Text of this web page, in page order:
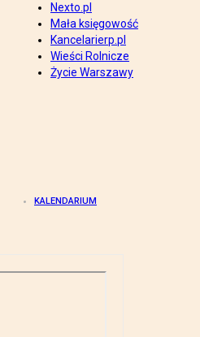
Nexto.pl
Mała księgowość
Kancelarierp.pl
Wieści Rolnicze
Życie Warszawy
KALENDARIUM